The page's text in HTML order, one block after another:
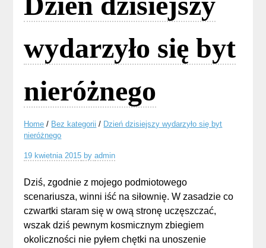
wydarzyło się byt
nieróżnego
Home / Bez kategorii / Dzień dzisiejszy wydarzyło się byt
nieróżnego
19 kwietnia 2015 byadmin
Dziś, zgodnie z mojego podmiotowego
scenariusza, winni iść na siłownię. W zasadzie co
czwartki staram się w ową stronę uczęszczać,
wszak dziś pewnym kosmicznym zbiegiem
okoliczności nie pyłem chętki na unoszenie